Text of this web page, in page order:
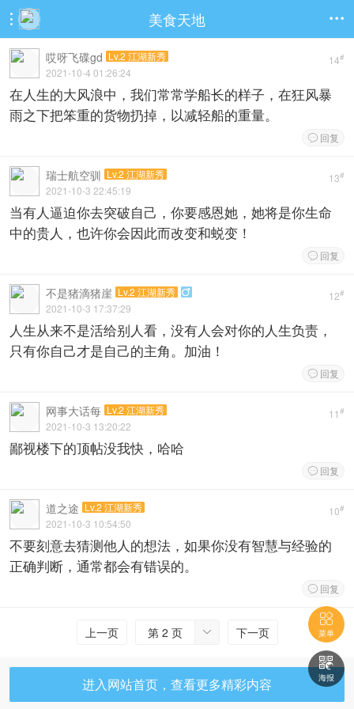
 美食天地 
14#
哎呀飞碟gd Lv.2 江湖新秀
2021-10-4 01:26:24
在人生的大风浪中，我们常常学船长的样子，在狂风暴
雨之下把笨重的货物扔掉，以减轻船的重量。
 回复
13#
瑞士航空驯 Lv.2 江湖新秀
2021-10-3 22:45:19
当有人逼迫你去突破自己，你要感恩她，她将是你生命
中的贵人，也许你会因此而改变和蜕变！
 回复
12#
不是猪滴猪崖 Lv.2 江湖新秀 
2021-10-3 17:37:29
人生从来不是活给别人看，没有人会对你的人生负责，
只有你自己才是自己的主角。加油！
 回复
11 #
网事大话每 Lv.2 江湖新秀
2021-10-3 13:20:22
鄙视楼下的顶帖没我快，哈哈
 回复
10#
道之途 Lv.2 江湖新秀
2021-10-3 10:54:50
不要刻意去猜测他人的想法，如果你没有智慧与经验的
正确判断，通常都会有错误的。
 回复
上一页 
第 2 页 下一页
进入网站首页，查看更多精彩内容

菜单

海报